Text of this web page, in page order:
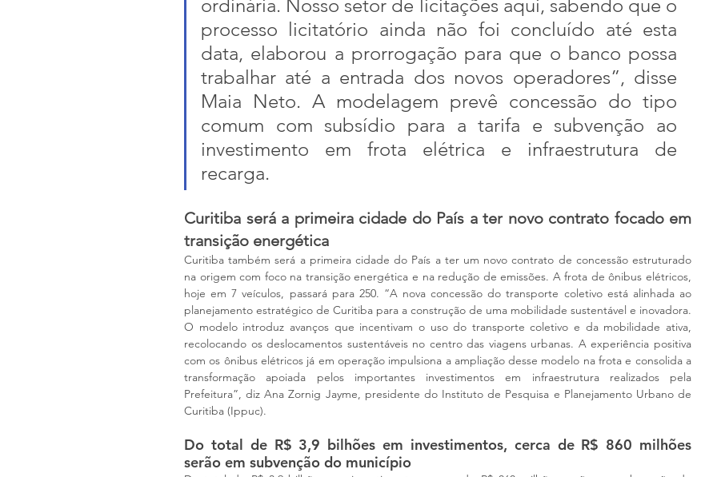
ordinária. Nosso setor de licitações aqui, sabendo que o
processo licitatório ainda não foi concluído até esta
data, elaborou a prorrogação para que o banco possa
trabalhar até a entrada dos novos operadores”, disse
Maia Neto. A modelagem prevê concessão do tipo
comum com subsídio para a tarifa e subvenção ao
investimento em frota elétrica e infraestrutura de
recarga.
Curitiba será a primeira cidade do País a ter novo contrato focado em
transição energética
Curitiba também será a primeira cidade do País a ter um novo contrato de concessão estruturado
na origem com foco na transição energética e na redução de emissões. A frota de ônibus elétricos,
hoje em 7 veículos, passará para 250. “A nova concessão do transporte coletivo está alinhada ao
planejamento estratégico de Curitiba para a construção de uma mobilidade sustentável e inovadora.
O modelo introduz avanços que incentivam o uso do transporte coletivo e da mobilidade ativa,
recolocando os deslocamentos sustentáveis no centro das viagens urbanas. A experiência positiva
com os ônibus elétricos já em operação impulsiona a ampliação desse modelo na frota e consolida a
transformação apoiada pelos importantes investimentos em infraestrutura realizados pela
Prefeitura”, diz Ana Zornig Jayme, presidente do Instituto de Pesquisa e Planejamento Urbano de
Curitiba (Ippuc).
Do total de R$ 3,9 bilhões em investimentos, cerca de R$ 860 milhões
serão em subvenção do município